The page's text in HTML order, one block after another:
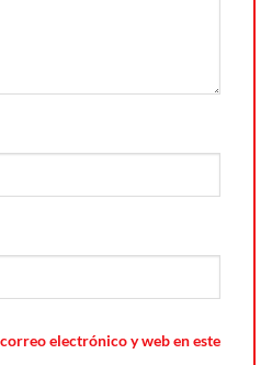
electrónico y web en este